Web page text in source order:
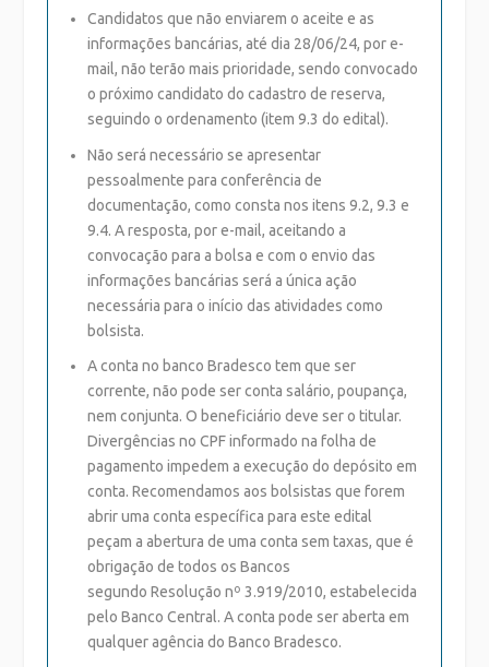
Candidatos que não enviarem o aceite e as
informações bancárias, até dia 28/06/24, por e-
mail, não terão mais prioridade, sendo convocado
o próximo candidato do cadastro de reserva,
seguindo o ordenamento (item 9.3 do edital).
Não será necessário se apresentar
pessoalmente para conferência de
documentação, como consta nos itens 9.2, 9.3 e
9.4. A resposta, por e-mail, aceitando a
convocação para a bolsa e com o envio das
informações bancárias será a única ação
necessária para o início das atividades como
bolsista.
A conta no banco Bradesco tem que ser
corrente, não pode ser conta salário, poupança,
nem conjunta. O beneficiário deve ser o titular.
Divergências no CPF informado na folha de
pagamento impedem a execução do depósito em
conta. Recomendamos aos bolsistas que forem
abrir uma conta específica para este edital
peçam a abertura de uma conta sem taxas, que é
obrigação de todos os Bancos
segundo Resolução nº 3.919/2010, estabelecida
pelo Banco Central. A conta pode ser aberta em
qualquer agência do Banco Bradesco.